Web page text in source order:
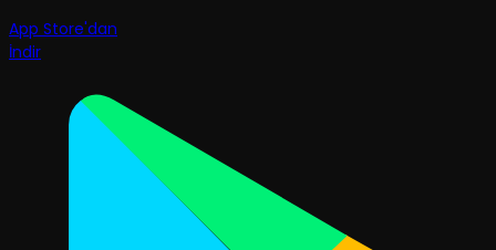
App Store'dan
İndir